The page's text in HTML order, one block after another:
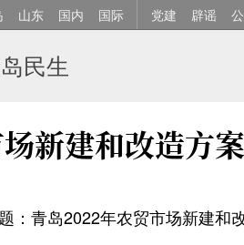
山东 国内 国际 党建 辟谣
民生
新建和改造方
：青岛2022年农贸市场新建和